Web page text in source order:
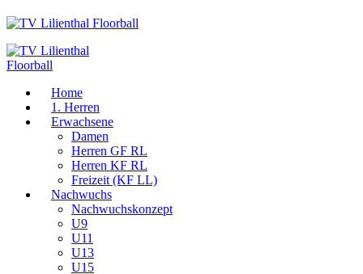
Home
1. Herren
Erwachsene
Damen
Herren GF RL
Herren KF RL
Freizeit (KF LL)
Nachwuchs
Nachwuchskonzept
U9
U11
U13
U15